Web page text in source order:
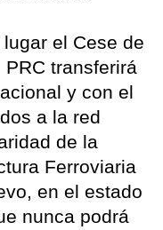
el Cese de
transferirá
y con el
a la red
de la
Ferroviaria
en el estado
nunca podrá